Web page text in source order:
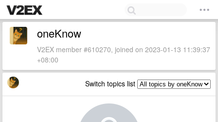
oneKnow
V2EX member #610270, joined on 2023-01-13 11:39:37
+08:00
Switch topics list